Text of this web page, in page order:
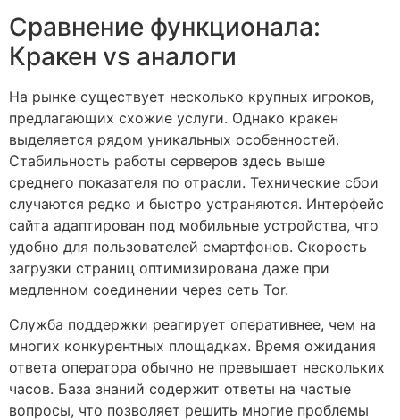
Сравнение функционала:
Кракен vs аналоги
На рынке существует несколько крупных игроков,
предлагающих схожие услуги. Однако кракен
выделяется рядом уникальных особенностей.
Стабильность работы серверов здесь выше
среднего показателя по отрасли. Технические сбои
случаются редко и быстро устраняются. Интерфейс
сайта адаптирован под мобильные устройства, что
удобно для пользователей смартфонов. Скорость
загрузки страниц оптимизирована даже при
медленном соединении через сеть Tor.
Служба поддержки реагирует оперативнее, чем на
многих конкурентных площадках. Время ожидания
ответа оператора обычно не превышает нескольких
часов. База знаний содержит ответы на частые
вопросы, что позволяет решить многие проблемы